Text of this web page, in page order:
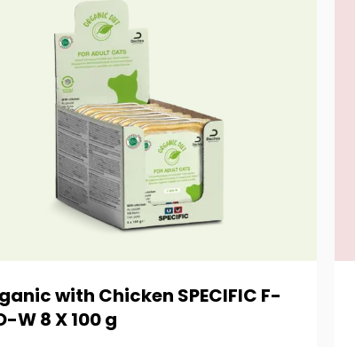
with Chicken SPECIFIC F-
W 8 X 100 g